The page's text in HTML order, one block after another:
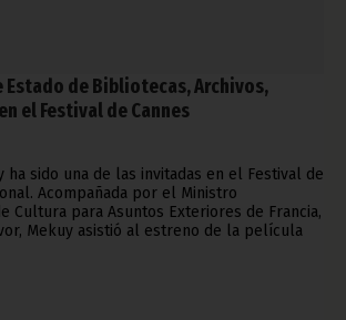
Estado de Bibliotecas, Archivos,
el Festival de Cannes
ha sido una de las invitadas en el Festival de
Acompañada por el Ministro
Cultura para Asuntos Exteriores de Francia,
Mekuy asistió al estreno de la película